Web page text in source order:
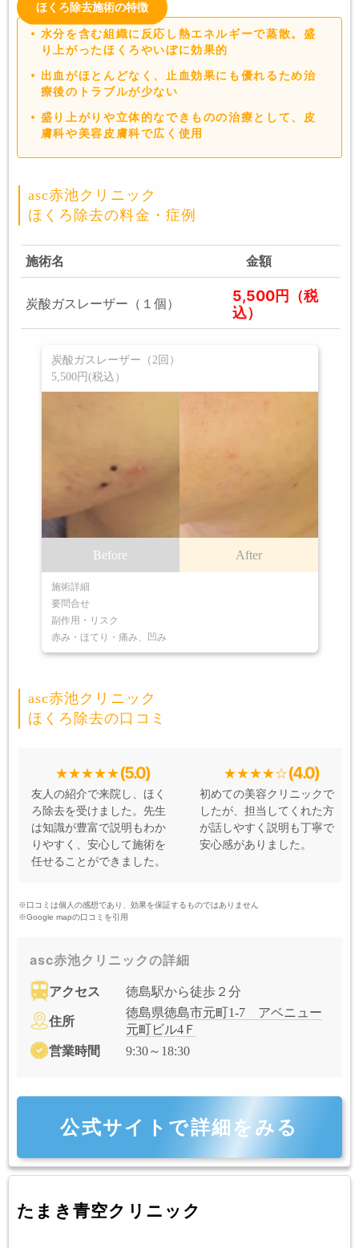
ほくろ除去施術の特徴
水分を含む組織に反応し熱エネルギーで蒸散。盛
り上がったほくろやいぼに効果的
出血がほとんどなく、止血効果にも優れるため治
療後のトラブルが少ない
盛り上がりや立体的なできものの治療として、皮
膚科や美容皮膚科で広く使用
asc赤池クリニック
ほくろ除去の料金・症例
施術名 金額
炭酸ガスレーザー（１個）
5,500円（税
込）
炭酸ガスレーザー（2回）
5,500円(税込）
Before After
施術詳細
要問合せ
副作用・リスク
赤み・ほてり・痛み、凹み
asc赤池クリニック
ほくろ除去の口コミ
(5.0)
友人の紹介で来院し、ほく
ろ除去を受けました。先生
は知識が豊富で説明もわか
りやすく、安心して施術を
任せることができました。
(4.0)
初めての美容クリニックで
したが、担当してくれた方
が話しやすく説明も丁寧で
安心感がありました。
※口コミは個人の感想であり、効果を保証するものではありません
※Google mapの口コミを引用
asc赤池クリニックの詳細
アクセス 徳島駅から徒歩２分
住所
徳島県徳島市元町1-7 アベニュー
元町ビル4Ｆ
営業時間
9:30～18:30
公式サイトで詳細をみる
たまき青空クリニック